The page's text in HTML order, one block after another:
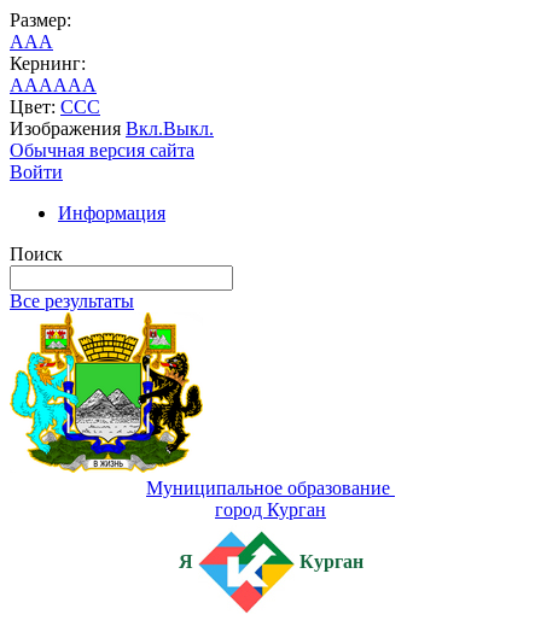
Размер:
AAA
Кернинг:
AAAAAA
Цвет: CCC
Изображения Вкл.Выкл.
Обычная версия сайта
Войти
Информация
Поиск
Все результаты
Муниципальное образование
город Курган
Я Курган